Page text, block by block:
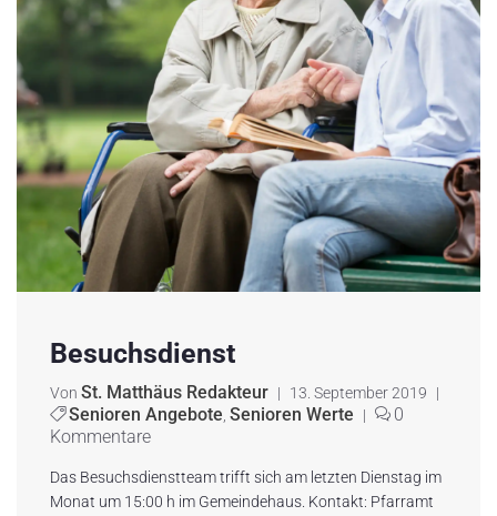
Besuchsdienst
Von St. Matthäus Redakteur | 13. September 2019 |
Senioren Angebote, Senioren Werte |
0
Kommentare
Das Besuchsdienstteam trifft sich am letzten Dienstag im
Monat um 15:00 h im Gemeindehaus. Kontakt: Pfarramt